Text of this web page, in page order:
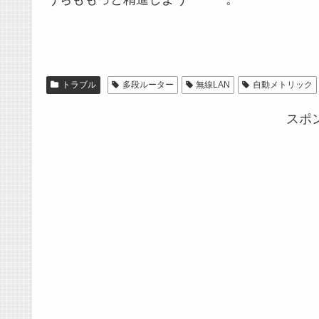
トラブル 多段ルーター 無線LAN 自動メトリック
スポ